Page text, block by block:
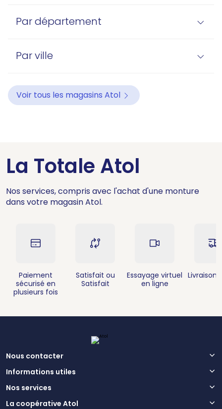
Par département
Par ville
Voir tous les magasins Atol
La Totale Atol
Nos services, compris avec l'achat d'une monture
dans votre magasin Atol.
Paiement
sécurisé en
plusieurs fois
Satisfait ou
Satisfait
Essayage virtuel
en ligne
Livraison
Nous contacter
Informations utiles
Nos services
La coopérative Atol